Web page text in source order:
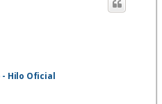
- Hilo Oficial